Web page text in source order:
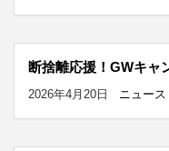
断捨離応援！GWキャ
2026年4月20日 ニュース